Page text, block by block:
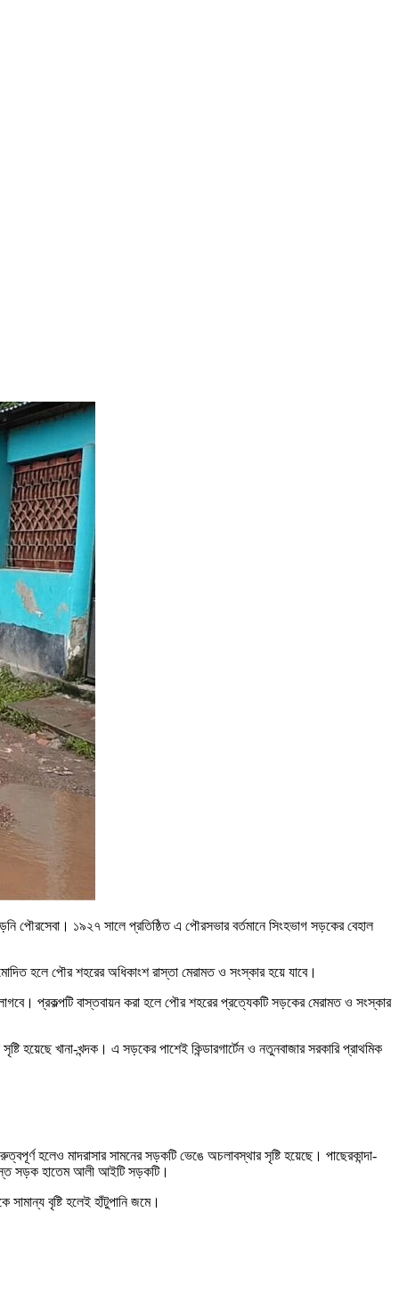
পৌরসেবা। ১৯২৭ সালে প্রতিষ্ঠিত এ পৌরসভার বর্তমানে সিংহভাগ সড়কের বেহাল
হলে পৌর শহরের অধিকাংশ রাস্তা মেরামত ও সংস্কার হয়ে যাবে।
প্রকল্পটি বাস্তবায়ন করা হলে পৌর শহরের প্রত্যেকটি সড়কের মেরামত ও সংস্কার
হয়েছে খানা-খন্দক। এ সড়কের পাশেই কিন্ডারগার্টেন ও নতুনবাজার সরকারি প্রাথমিক
হলেও মাদরাসার সামনের সড়কটি ভেঙে অচলাবস্থার সৃষ্টি হয়েছে। পাছেরকান্দা-
সড়ক হাতেম আলী আইটি সড়কটি।
বৃষ্টি হলেই হাঁটুপানি জমে।